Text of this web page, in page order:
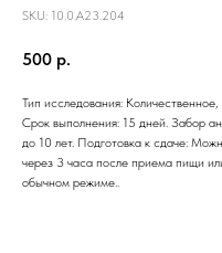
SKU: 10.0.A23.204
500 р.
Тип исследования:
Срок выполнения: 15 дней. Забор
до 10 лет. Подготовка к сдаче:
через 3 часа после приема пищи
обычном режиме..